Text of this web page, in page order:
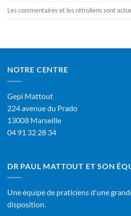
Les commentaires et les rétroliens sont
NOTRE CENTRE
Gepi Mattout
224 avenue du Prado
13008 Marseille
04 91 32 28 34
DR PAUL MATTOUT ET SON
Une équipe de praticiens d'une
disposition.